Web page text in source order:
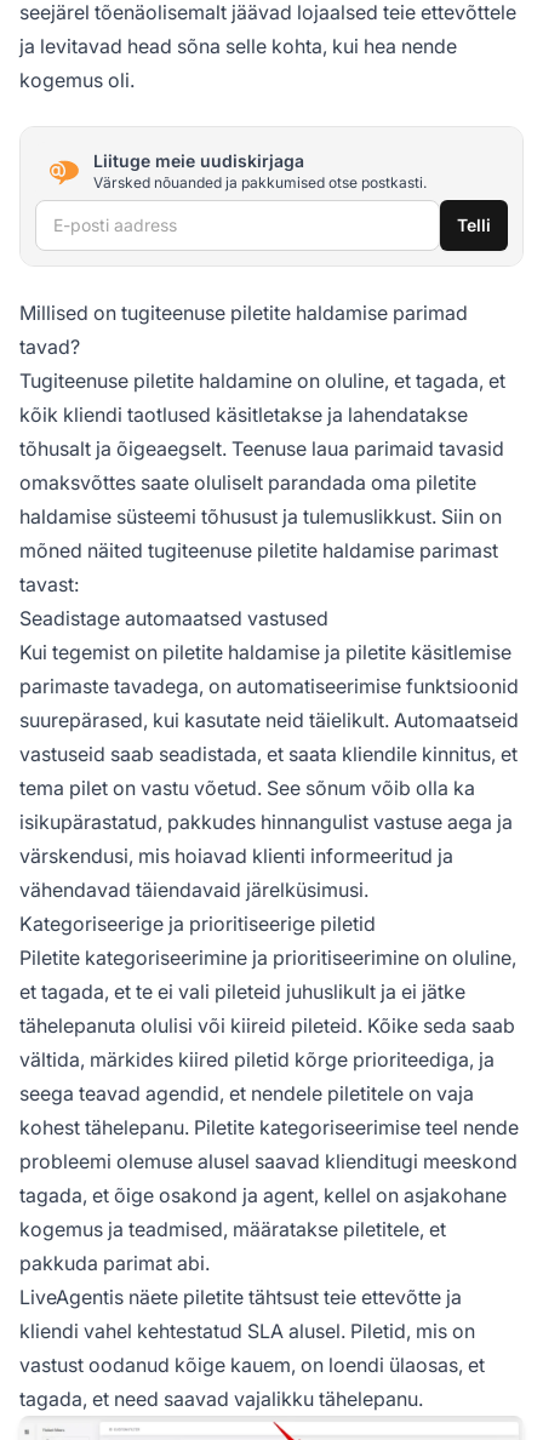
seejärel tõenäolisemalt jäävad lojaalsed teie ettevõttele
ja levitavad head sõna selle kohta, kui hea nende
kogemus oli.
Liituge meie uudiskirjaga
Värsked nõuanded ja pakkumised otse postkasti.
E-posti aadress Telli
Millised on tugiteenuse piletite haldamise parimad
tavad?
Tugiteenuse piletite haldamine on oluline, et tagada, et
kõik kliendi taotlused käsitletakse ja lahendatakse
tõhusalt ja õigeaegselt. Teenuse laua parimaid tavasid
omaksvõttes saate oluliselt parandada oma piletite
haldamise süsteemi tõhusust ja tulemuslikkust. Siin on
mõned näited tugiteenuse piletite haldamise parimast
tavast:
Seadistage automaatsed vastused
Kui tegemist on piletite haldamise ja piletite käsitlemise
parimaste tavadega, on automatiseerimise funktsioonid
suurepärased, kui kasutate neid täielikult. Automaatseid
vastuseid saab seadistada, et saata kliendile kinnitus, et
tema pilet on vastu võetud. See sõnum võib olla ka
isikupärastatud, pakkudes hinnangulist vastuse aega ja
värskendusi, mis hoiavad klienti informeeritud ja
vähendavad täiendavaid järelküsimusi.
Kategoriseerige ja prioritiseerige piletid
Piletite kategoriseerimine ja prioritiseerimine on oluline,
et tagada, et te ei vali pileteid juhuslikult ja ei jätke
tähelepanuta olulisi või kiireid pileteid. Kõike seda saab
vältida, märkides kiired piletid kõrge prioriteediga, ja
seega teavad agendid, et nendele piletitele on vaja
kohest tähelepanu. Piletite kategoriseerimise teel nende
probleemi olemuse alusel saavad klienditugi meeskond
tagada, et õige osakond ja agent, kellel on asjakohane
kogemus ja teadmised, määratakse piletitele, et
pakkuda parimat abi.
LiveAgentis näete piletite tähtsust teie ettevõtte ja
kliendi vahel kehtestatud SLA alusel. Piletid, mis on
vastust oodanud kõige kauem, on loendi ülaosas, et
tagada, et need saavad vajalikku tähelepanu.